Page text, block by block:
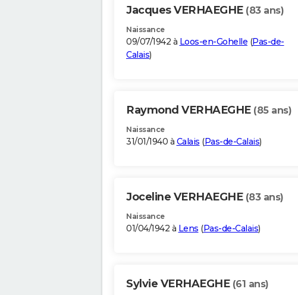
Jacques VERHAEGHE (83 ans)
Naissance
09/07/1942 à Loos-en-Gohelle (Pas-de-
Calais)
Raymond VERHAEGHE (85 ans)
Naissance
31/01/1940 à Calais (Pas-de-Calais)
Joceline VERHAEGHE (83 ans)
Naissance
01/04/1942 à Lens (Pas-de-Calais)
Sylvie VERHAEGHE (61 ans)